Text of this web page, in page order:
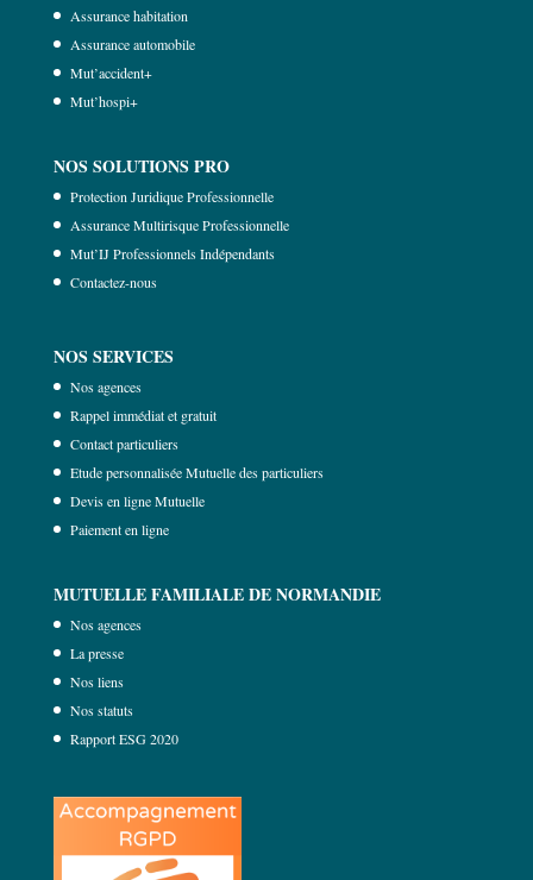
Assurance habitation
Assurance automobile
Mut’accident+
Mut’hospi+
NOS SOLUTIONS PRO
Protection Juridique Professionnelle
Assurance Multirisque Professionnelle
Mut’IJ Professionnels Indépendants
Contactez-nous
NOS SERVICES
Nos agences
Rappel immédiat et gratuit
Contact particuliers
Etude personnalisée Mutuelle des particuliers
Devis en ligne Mutuelle
Paiement en ligne
MUTUELLE FAMILIALE DE NORMANDIE
Nos agences
La presse
Nos liens
Nos statuts
Rapport ESG 2020